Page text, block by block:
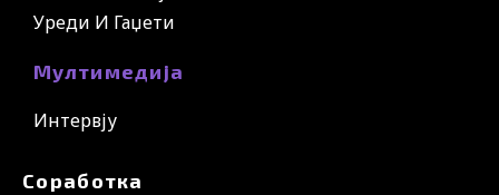
Уреди И Гаџети
Мултимедија
Интервју
Соработка